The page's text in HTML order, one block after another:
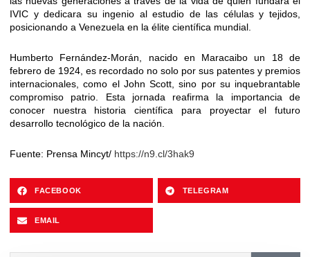
IVIC y dedicara su ingenio al estudio de las células y tejidos,
posicionando a Venezuela en la élite científica mundial.
Humberto Fernández-Morán, nacido en Maracaibo un 18 de
febrero de 1924, es recordado no solo por sus patentes y premios
internacionales, como el John Scott, sino por su inquebrantable
compromiso patrio. Esta jornada reafirma la importancia de
conocer nuestra historia científica para proyectar el futuro
desarrollo tecnológico de la nación.
Fuente: Prensa Mincyt/ https://n9.cl/3hak9
FACEBOOK TELEGRAM
EMAIL